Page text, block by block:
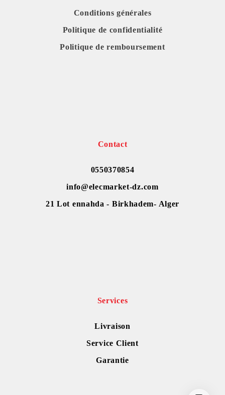
Conditions générales
Politique de confidentialité
Politique de remboursement
Contact
0550370854
info@elecmarket-dz.com
21 Lot ennahda - Birkhadem- Alger
Services
Livraison
Service Client
Garantie